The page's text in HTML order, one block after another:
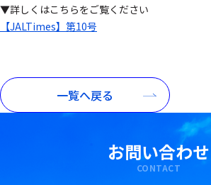
▼詳しくはこちらをご覧ください
【JALTimes】第10号
一覧へ戻る
お問い合わせ
CONTACT